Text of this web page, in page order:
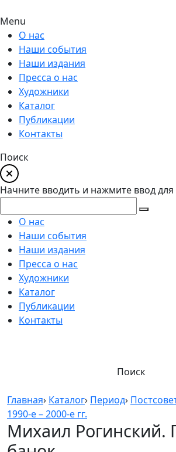
Menu
О нас
Наши события
Наши издания
Пресса о нас
Художники
Каталог
Публикации
Контакты
Поиск
Начните вводить и нажмите ввод для
О нас
Наши события
Наши издания
Пресса о нас
Художники
Каталог
Публикации
Контакты
Поиск
Главная› Каталог› Период›
1990-е – 2000-е гг.
Михаил Рогинский.